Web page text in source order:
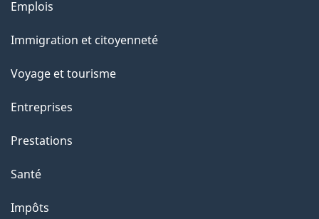
l
a
p
a
g
e
Thèmes
sujets
Emplois
Immigration et citoyenneté
Voyage et tourisme
Entreprises
Prestations
Santé
Impôts